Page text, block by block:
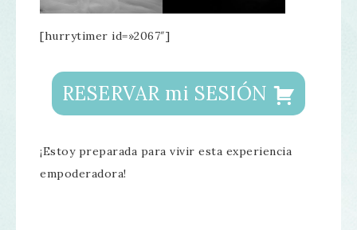
[hurrytimer id=»2067″]
RESERVAR mi SESIÓN
¡Estoy preparada para vivir esta experiencia
empoderadora!